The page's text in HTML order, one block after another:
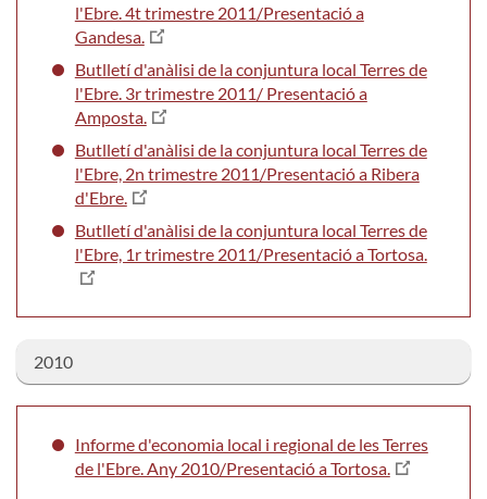
l'Ebre. 4t trimestre 2011/Presentació a
Gandesa.
Butlletí d'anàlisi de la conjuntura local Terres de
l'Ebre. 3r trimestre 2011/ Presentació a
Amposta.
Butlletí d'anàlisi de la conjuntura local Terres de
l'Ebre, 2n trimestre 2011/Presentació a Ribera
d'Ebre.
Butlletí d'anàlisi de la conjuntura local Terres de
l'Ebre, 1r trimestre 2011/Presentació a Tortosa.
2010
Informe d'economia local i regional de les Terres
de l'Ebre. Any 2010/Presentació a Tortosa.